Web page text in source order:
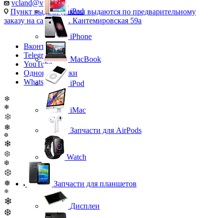
vcland@vcland.ru
Пункт выдачи (заказы выдаются по предварительному
заказу на сайте), ул. Кантемировская 59а
Вконтакте
Telegram
YouTube
Одноклассники
WhatsApp
❄
❄
❄
❄
❆
❄
❆
❆
❆
❅
❄
❄
❆
iPad
iPhone
MacBook
iPod
iMac
Запчасти для AirPods
Watch
Запчасти для планшетов
Дисплеи